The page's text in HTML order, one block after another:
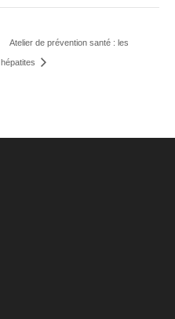
Atelier de prévention santé : les
hépatites